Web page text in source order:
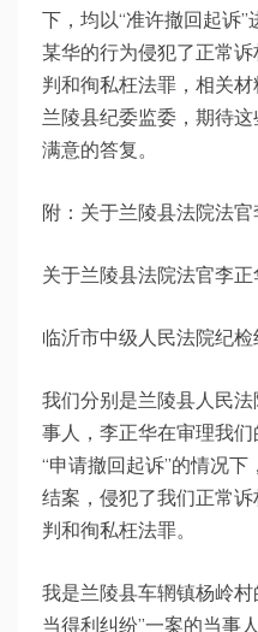
下，均以“准许撤回起诉
某华的行为侵犯了正常
判和徇私枉法罪，相关
兰陵县纪委监委，期待
满意的答复。
附：关于兰陵县法院法
关于兰陵县法院法官李
临沂市中级人民法院纪检
我们分别是兰陵县人民
事人，李正华在审理我
“申请撤回起诉”的情况下
结案，侵犯了我们正常
判和徇私枉法罪。
我是兰陵县车辋镇杨岭
当得利纠纷”一案的当事